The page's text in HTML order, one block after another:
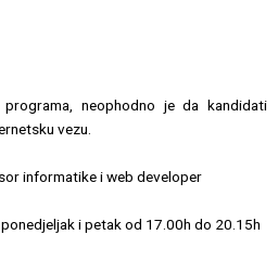
neophodno je da kandidati
vezu.
informatike i web developer
ponedjeljak i petak od 17.00h do 20.15h